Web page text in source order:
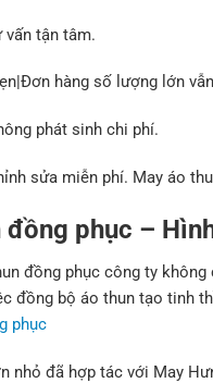
tận tâm.
hàng số lượng lớn
phát sinh chi phí.
sửa miễn phí. May áo
đồng phục –
đồng phục công ty
đồng bộ áo thun tạo tinh
phục
nhỏ đã hợp tác với May